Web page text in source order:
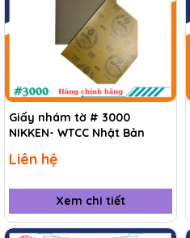
Giấy nhám tờ # 3000
NIKKEN- WTCC Nhật Bản
Liên hệ
Xem chi tiết